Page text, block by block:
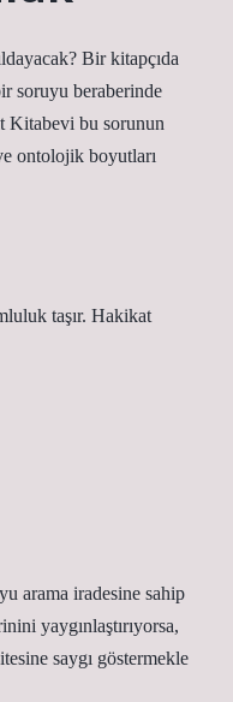
Bir kitapçıda
soruyu beraberinde
Kitabevi bu sorunun
ontolojik boyutları
taşır. Hakikat
arama iradesine sahip
yaygınlaştırıyorsa,
saygı göstermekle